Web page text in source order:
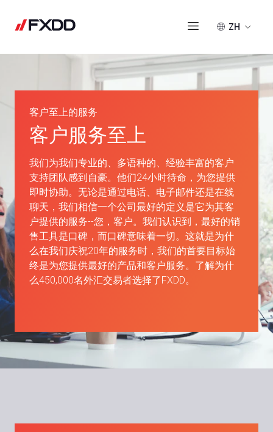
ZH
客户至上的服务
客户服务至上
我们为我们专业的、多语种的、经验丰富的客户
支持团队感到自豪。他们24小时待命，为您提供
即时协助。无论是通过电话、电子邮件还是在线
聊天，我们相信一个公司最好的定义是它为其客
户提供的服务--您，客户。我们认识到，最好的销
售工具是口碑，而口碑意味着一切。这就是为什
么在我们庆祝20年的服务时，我们的首要目标始
终是为您提供最好的产品和客户服务。了解为什
么450,000名外汇交易者选择了FXDD。